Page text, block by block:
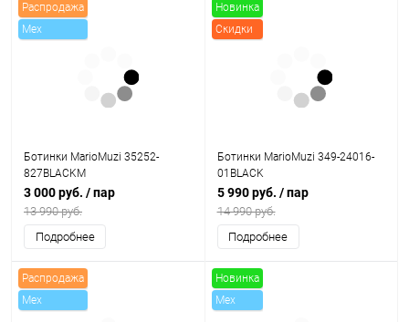
Распродажа
Mex
Ботинки MarioMuzi 35252-
827BLACKM
3 000 руб. / пар
13 990 руб.
Подробнее
Новинка
Скидки
Ботинки MarioMuzi 349-24016-
01BLACK
5 990 руб. / пар
14 990 руб.
Подробнее
Распродажа
Mex
Новинка
Mex